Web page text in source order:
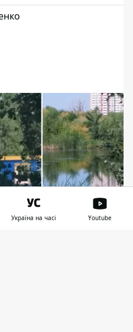
Україна на часі Youtube